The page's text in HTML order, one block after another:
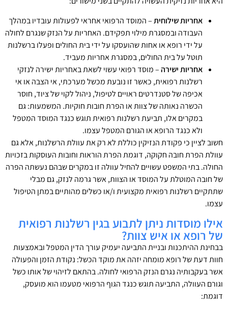
אחריות שילוחית– המוסד הרפואי אחראי לפעולות עובדיו במהלך
העבודה ובמסגרת מילוי תפקידם. האחריות על הנזק שנגרם לחולה
על ידי רופא או אחות שהועסקו על ידי בית החולים ופעלו ברשלנות
תוטל על בית החולים, במסגרת אחריות מעביד.
אחריות ישירה– מוסד רפואי עשוי לשאת באחריות ישירה לנזקי
רשלנות רפואית, כאשר זו נובעת מכשל מערכתי, אי הצבה או אי
אכיפה של סטנדרטים ראויים לטיפול, ניהול לקוי של ציוד, חוסר
הכשרה נאותה של צוות או הפרת חובות חוקיות. המשמעות: גם
במקרים אלו, תביעת רשלנות רפואית תוגש כנגד המוסד המטפל
ולא כנגד הרופא או הגורם המטפל עצמו.
חשוב לציין כי פקודת הנזיקין כוללת לא רק את עוולת הרשלנות, אלא גם
עוולת הפרת חובה חקוקה, דוגמת הפרת הוראות וחובות העוסקות בזכויות
החולה. בתי המשפט עשויים להחיל עוולה זו במקרים שבהם נעשתה הפרה
של חובה המוטלת על המוסד או הצוות, אשר גרמה לנזק, גם מבלי
שתתקיים רשלנות רפואית מקצועית ו/או כשלים מהותיים במתן הטיפול
עצמו.
אילו מוסדות ניתן לתבוע בגין רשלנות רפואית
של רופא או איש צוות?
בבחינת ההיתכנות ובניית התביעה יעמיק עורך הדין המטפל ובאמצעות
חוות דעת של רופא מומחה יזהה את מוקד הכשל: נקודת הזמן והפעולה
אשר בעקבותיה נגרם הנזק הרפואי לחולה. בהתאם לזיהוי של אותו כשל
וגורם העוולה, התביעה תוגש כנגד הגוף הרפואי מטעמו הוא מועסק,
דוגמת: